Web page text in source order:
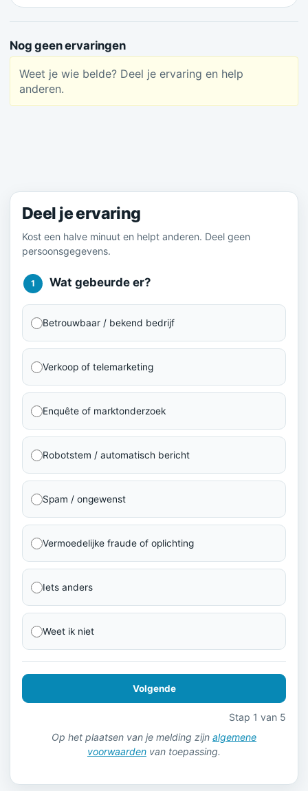
Nog geen ervaringen
Weet je wie belde? Deel je ervaring en help
anderen.
Deel je ervaring
Kost een halve minuut en helpt anderen. Deel geen
persoonsgegevens.
1 Wat gebeurde er?
Betrouwbaar / bekend bedrijf
Verkoop of telemarketing
Enquête of marktonderzoek
Robotstem / automatisch bericht
Spam / ongewenst
Vermoedelijke fraude of oplichting
Iets anders
Weet ik niet
Volgende
Stap 1 van 5
Op het plaatsen van je melding zijn algemene
voorwaarden van toepassing.